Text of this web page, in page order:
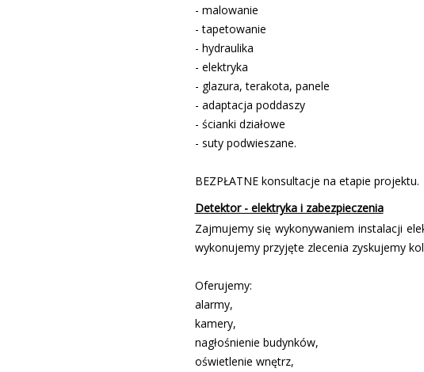
- malowanie
- tapetowanie
- hydraulika
- elektryka
- glazura, terakota, panele
- adaptacja poddaszy
- ścianki działowe
- sufity podwieszane.
BEZPŁATNE konsultacje na etapie projektu.
Detektor - elektryka i zabezpieczenia
Zajmujemy się wykonywaniem instalacji
wykonujemy przyjęte zlecenia zyskujemy
Oferujemy:
alarmy,
kamery,
nagłośnienie budynków,
oświetlenie wnętrz,